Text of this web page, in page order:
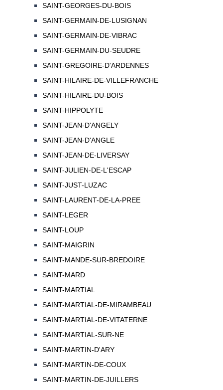
SAINT-GEORGES-DU-BOIS
SAINT-GERMAIN-DE-LUSIGNAN
SAINT-GERMAIN-DE-VIBRAC
SAINT-GERMAIN-DU-SEUDRE
SAINT-GREGOIRE-D'ARDENNES
SAINT-HILAIRE-DE-VILLEFRANCHE
SAINT-HILAIRE-DU-BOIS
SAINT-HIPPOLYTE
SAINT-JEAN-D'ANGELY
SAINT-JEAN-D'ANGLE
SAINT-JEAN-DE-LIVERSAY
SAINT-JULIEN-DE-L'ESCAP
SAINT-JUST-LUZAC
SAINT-LAURENT-DE-LA-PREE
SAINT-LEGER
SAINT-LOUP
SAINT-MAIGRIN
SAINT-MANDE-SUR-BREDOIRE
SAINT-MARD
SAINT-MARTIAL
SAINT-MARTIAL-DE-MIRAMBEAU
SAINT-MARTIAL-DE-VITATERNE
SAINT-MARTIAL-SUR-NE
SAINT-MARTIN-D'ARY
SAINT-MARTIN-DE-COUX
SAINT-MARTIN-DE-JUILLERS